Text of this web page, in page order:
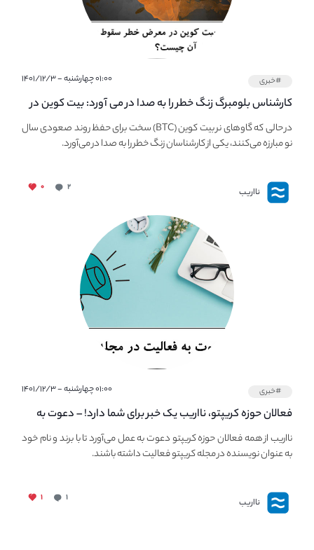
#خبری ۰۱:۰۰ چهارشنبه - ۱۴۰۱/۱۲/۳
کارشناس بلومبرگ زنگ خطر را به صدا در می آورد: بیت کوین در
معرض خطر سقوط بزرگ است - دلیل آن چیست؟در حالی که گاوهای نر بیت کوین (BTC) سخت برای حفظ روند صعودی سال
نو مبارزه می‌کنند، یکی از کارشناسان زنگ خطر را به صدا در می‌آورد.
نااریب ۲ ۰
#خبری ۰۱:۰۰ چهارشنبه - ۱۴۰۱/۱۲/۳
فعالان حوزه کریپتو، نااریب یک خبر برای شما دارد! – دعوت به
فعالیت در مجله کریپتو
نااریب از همه فعالان حوزه کریپتو دعوت به عمل می‌آورد تا با برند و نام خود
به عنوان نویسنده در مجله کریپتو فعالیت داشته باشند.
نااریب ۱ ۱